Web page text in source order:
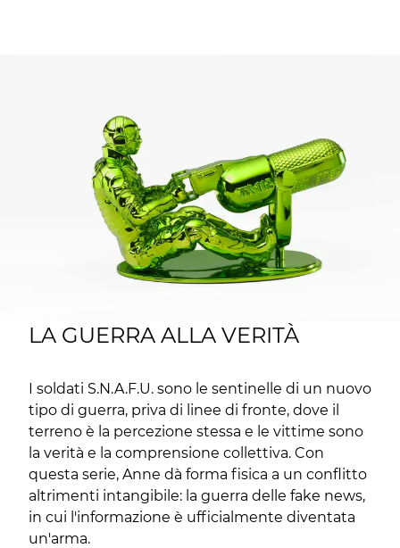
LA GUERRA ALLA VERITÀ
I soldati S.N.A.F.U. sono le sentinelle di un nuovo
tipo di guerra, priva di linee di fronte, dove il
terreno è la percezione stessa e le vittime sono
la verità e la comprensione collettiva. Con
questa serie, Anne dà forma fisica a un conflitto
altrimenti intangibile: la guerra delle fake news,
in cui l'informazione è ufficialmente diventata
un'arma.